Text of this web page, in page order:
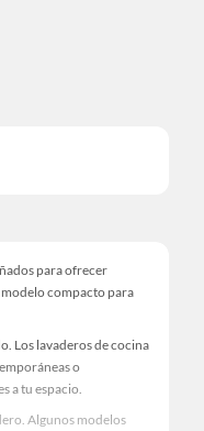
para ofrecer
modelo compacto para
Los lavaderos de cocina
o
a tu espacio.
Algunos modelos